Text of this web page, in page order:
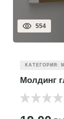
554
КАТЕГОРИЯ:
Молдинг